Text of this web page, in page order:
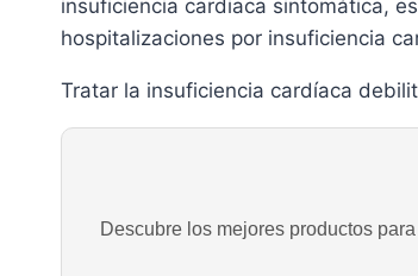
insuficiencia cardiaca sintomática,
hospitalizaciones por insuficiencia
Tratar la insuficiencia cardíaca
Descubre los mejores productos